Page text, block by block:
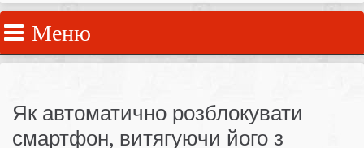
Меню
Як автоматично розблокувати
смартфон, витягуючи його з